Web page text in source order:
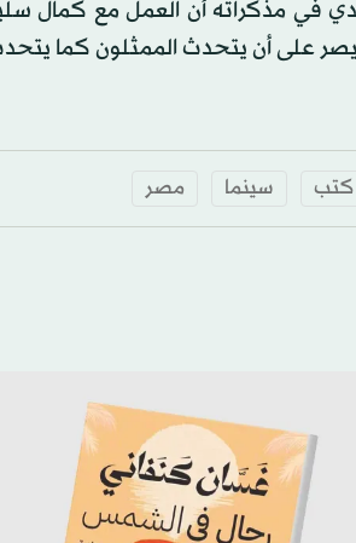
في مذكراته أن العمل مع كمال
على أن يتحدث الممثلون كما
كتب سينما مصر